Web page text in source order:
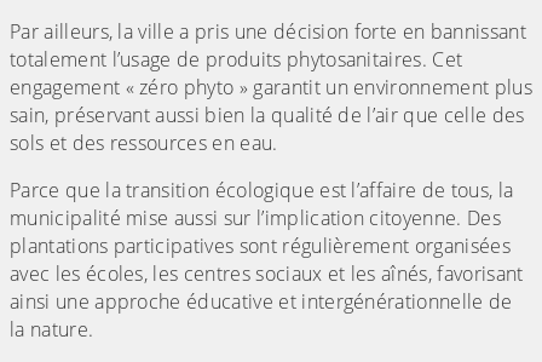
Par ailleurs, la ville a pris une décision forte en bannissant
totalement l’usage de produits phytosanitaires. Cet
engagement « zéro phyto » garantit un environnement plus
sain, préservant aussi bien la qualité de l’air que celle des
sols et des ressources en eau.
Parce que la transition écologique est l’affaire de tous, la
municipalité mise aussi sur l’implication citoyenne. Des
plantations participatives sont régulièrement organisées
avec les écoles, les centres sociaux et les aînés, favorisant
ainsi une approche éducative et intergénérationnelle de
la nature.